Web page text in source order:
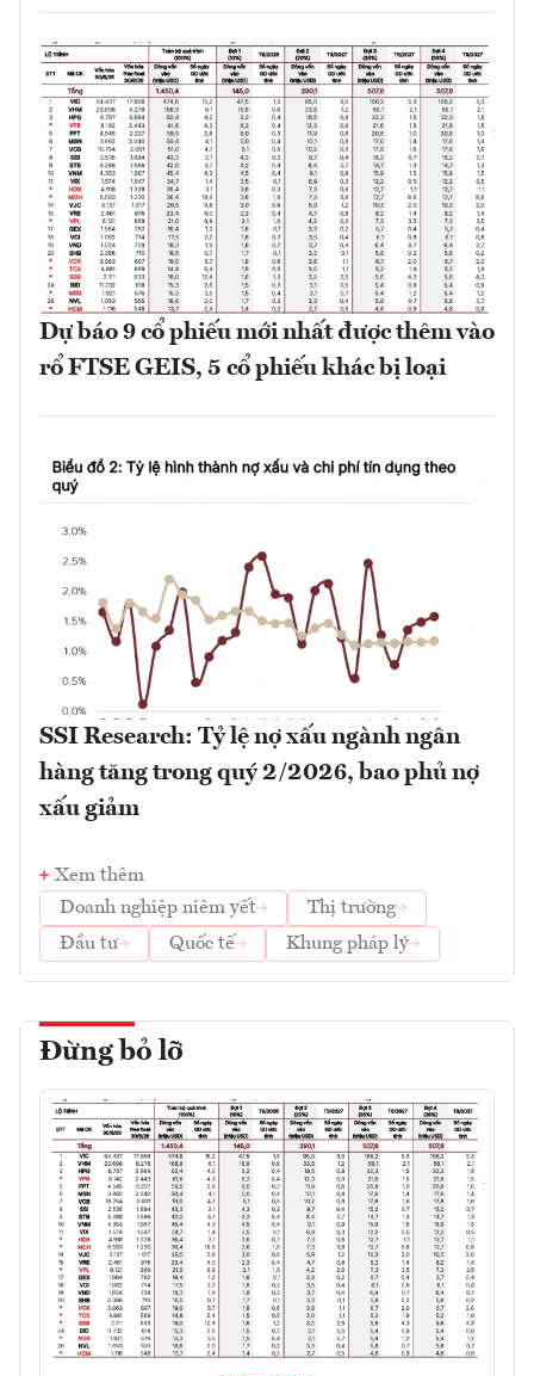
Dự báo 9 cổ phiếu mới nhất được thêm vào
rổ FTSE GEIS, 5 cổ phiếu khác bị loại
SSI Research: Tỷ lệ nợ xấu ngành ngân
hàng tăng trong quý 2/2026, bao phủ nợ
xấu giảm
Xem thêm
Doanh nghiệp niêm yết
Thị trường
Đầu tư
Quốc tế Khung pháp lý
Đừng bỏ lỡ